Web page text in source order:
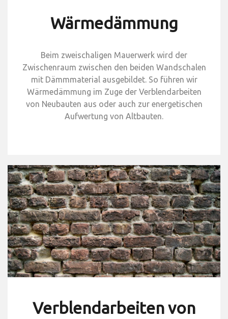
Wärmedämmung
Beim zweischaligen Mauerwerk wird der
Zwischenraum zwischen den beiden Wandschalen
mit Dämmmaterial ausgebildet. So führen wir
Wärmedämmung im Zuge der Verblendarbeiten
von Neubauten aus oder auch zur energetischen
Aufwertung von Altbauten.
Verblendarbeiten von